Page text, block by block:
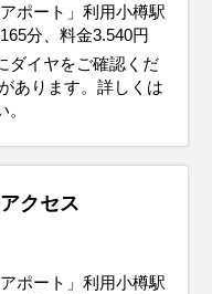
ポート」利用小樽駅
分、料金3.540円
ダイヤをご確認くだ
あります。詳しくは
クセス
ポート」利用小樽駅